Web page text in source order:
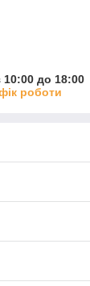
10:00 до 18:00
роботи